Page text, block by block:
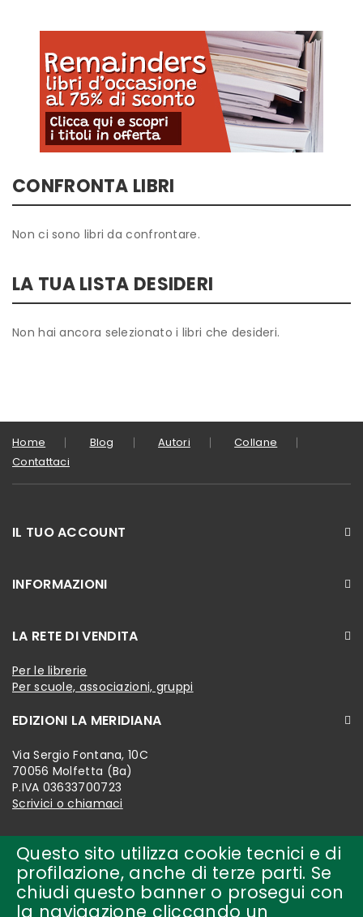
Questo sito utilizza cookie tecnici e di
profilazione, anche di terze parti. Se
chiudi questo banner o prosegui con
la navigazione cliccando un
CONFRONTA LIBRI
Non ci sono libri da confrontare.
LA TUA LISTA DESIDERI
Non hai ancora selezionato i libri che desideri.
Home Blog Autori
Collane
Contattaci
IL TUO ACCOUNT
INFORMAZIONI
LA RETE DI VENDITA
Per le librerie
Per scuole, associazioni, gruppi
EDIZIONI LA MERIDIANA
Via Sergio Fontana, 10C
70056 Molfetta (Ba)
P.IVA 03633700723
Scrivici o chiamaci